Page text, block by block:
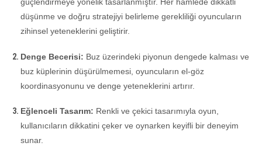
düşünme ve doğru stratejiyi belirleme gerekliliği oyuncuların
zihinsel yeteneklerini geliştirir.
Denge Becerisi: Buz üzerindeki piyonun dengede kalması ve
buz küplerinin düşürülmemesi, oyuncuların el-göz
koordinasyonunu ve denge yeteneklerini artırır.
Eğlenceli Tasarım: Renkli ve çekici tasarımıyla oyun,
kullanıcıların dikkatini çeker ve oynarken keyifli bir deneyim
sunar.